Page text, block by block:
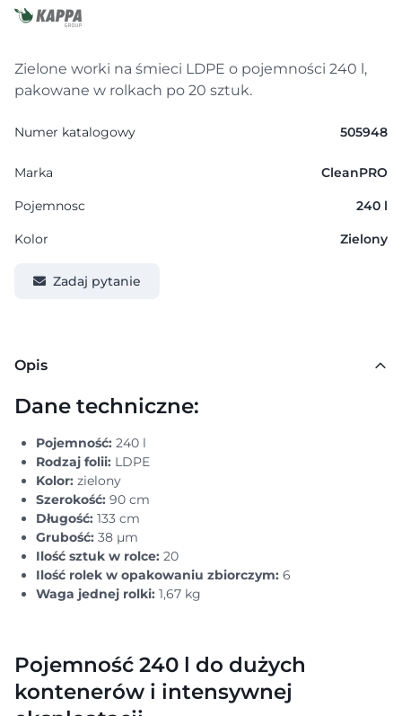
Zielone worki na śmieci LDPE o pojemności 240 l,
pakowane w rolkach po 20 sztuk.
Numer katalogowy 505948
Marka CleanPRO
Pojemnosc 240 l
Kolor Zielony
Zadaj pytanie
Opis
Dane techniczne:
Pojemność: 240 l
Rodzaj folii: LDPE
Kolor: zielony
Szerokość: 90 cm
Długość: 133 cm
Grubość: 38 μm
Ilość sztuk w rolce: 20
Ilość rolek w opakowaniu zbiorczym: 6
Waga jednej rolki: 1,67 kg
Pojemność 240 l do dużych
kontenerów i intensywnej